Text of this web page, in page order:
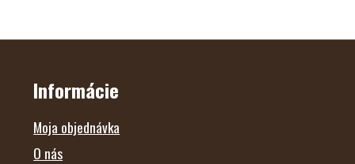
Z
Informácie
Moja objednávka
O nás